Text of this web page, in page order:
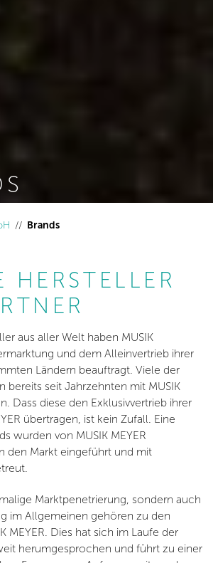
Brands
HERSTELLER
aus aller Welt haben MUSIK
und dem Alleinvertrieb ihrer
Ländern beauftragt. Viele der
bereits seit Jahrzehnten mit MUSIK
Dass diese den Exklusivvertrieb ihrer
übertragen, ist kein Zufall. Eine
wurden von MUSIK MEYER
den Markt eingeführt und mit
Marktpenetrierung, sondern auch
im Allgemeinen gehören zu den
MEYER. Dies hat sich im Laufe der
herumgesprochen und führt zu einer